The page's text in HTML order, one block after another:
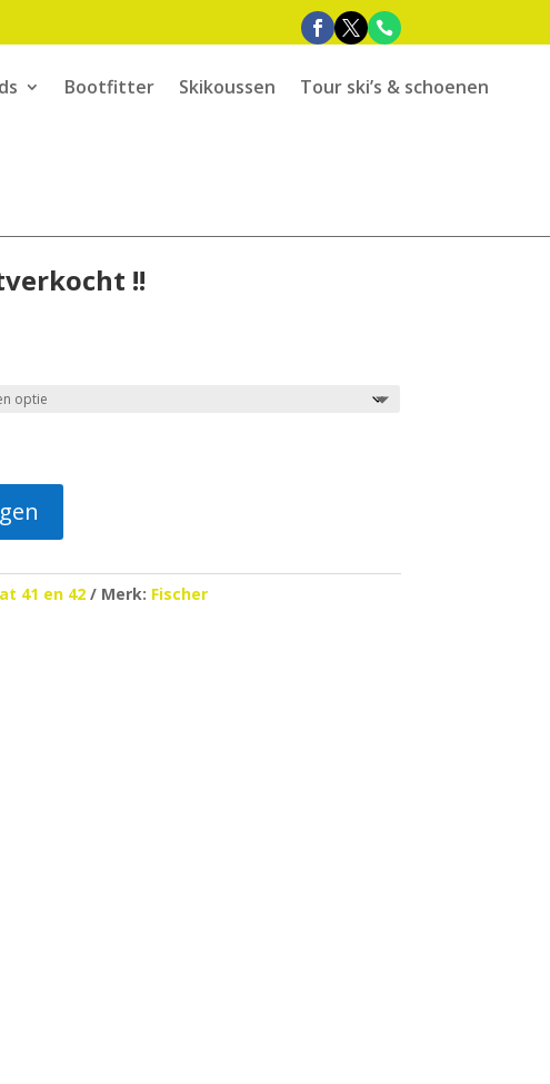
Bootfitter Skikoussen Tour ski’s & schoenen
!!
41 en 42 Merk: Fischer